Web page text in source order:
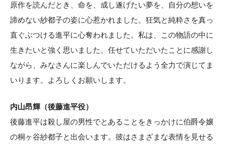
原作を読んだとき、命を、成し遂げたい夢を、自分の想いを
諦めない紗都子の姿に心惹かれました。狂気と純粋さを真っ
直ぐぶつける進平に心奪われました。私は、この物語の中に
生きたいと強く思いました。任せていただいたことに感謝し
ながら、みなさんに楽しんでいただけるよう全力で演じてま
いります。よろしくお願いします。
内山昂輝（後藤進平役）
後藤進平は殺し屋の男性でとあることをきっかけに伯爵令嬢
の桐ヶ谷紗都子と出会います。彼はさまざまな表情を見せる